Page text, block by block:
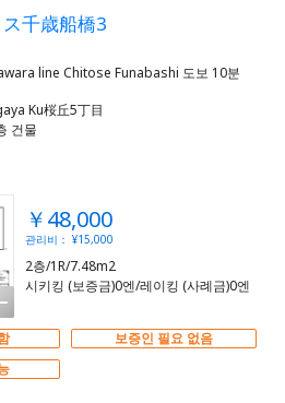
千歳船橋3
Ku桜丘5丁目
건물
￥48,000
관리비： ¥15,000
2층/1R/7.48m2
시키킹 (보증금)0엔/레이킹 (사례금)0엔
보증인 필요 없음